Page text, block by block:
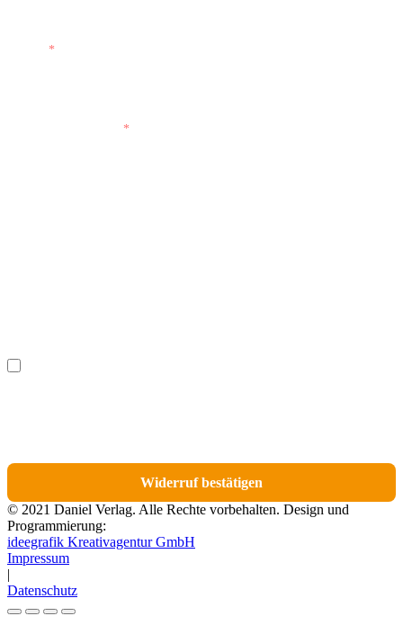
*
*
Ich möchte bestimmte Positionen für den Widerruf
Widerruf bestätigen
© 2021 Daniel Verlag. Alle Rechte vorbehalten. Design und
Programmierung:
ideegrafik Kreativagentur GmbH
Impressum
|
Datenschutz